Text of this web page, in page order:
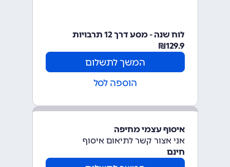
לוח שנה - מסע דרך 12 תרבויות
129.9
₪
המשך לתשלום
הוספה לסל
איסוף עצמי מחיפה
אני אצור קשר לתיאום איסוף
חינם